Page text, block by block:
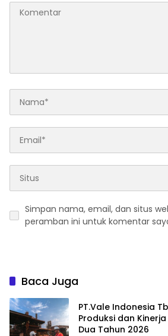
Simpan nama, email, dan situs
peramban ini untuk komentar
Baca Juga
PT.Vale Indonesia
Produksi dan
Dua Tahun 2026